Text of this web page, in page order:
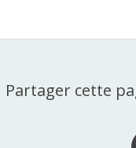
Partager cette